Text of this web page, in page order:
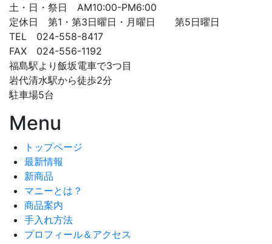
土・日・祭日 AM10:00-PM6:00
定休日 第1・第3日曜日・月曜日 第5日曜日
TEL 024-558-8417
FAX 024-556-1192
福島駅より飯坂電車で3つ目
岩代清水駅から徒歩2分
駐車場5台
Menu
トップページ
最新情報
新商品
マニーとは？
商品案内
手入れ方法
プロフィール＆アクセス